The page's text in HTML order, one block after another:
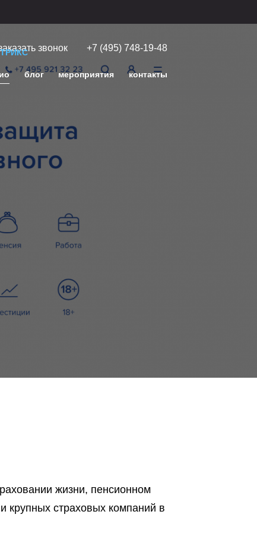
звонок +7 (495) 748-19-48
блог мероприятия контакты
жизни, пенсионном
крупных страховых компаний в